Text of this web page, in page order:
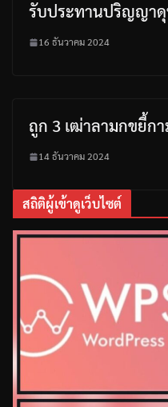
รับประทานปริญญา
16 ธันวาคม 2024
ถูก 3 เฒ่าลามกขยี้ก
14 ธันวาคม 2024
สถิติผู้เข้าดูเว็บไซต์